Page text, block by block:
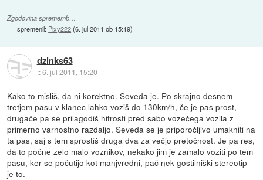
Zgodovina sprememb…
spremenil: Pixy222(6. jul 2011 ob 15:19)
dzinks63
::6. jul 2011, 15:20
Kako to misliš, da ni korektno. Seveda je. Po skrajno desnem
tretjem pasu v klanec lahko voziš do 130km/h, če je pas prost,
drugače pa se prilagodiš hitrosti pred sabo vozečega vozila z
primerno varnostno razdaljo. Seveda se je priporočljivo umakniti na
ta pas, saj s tem sprostiš druga dva za večjo pretočnost. Je pa res,
da to počne zelo malo voznikov, nekako jim je zamalo voziti po tem
pasu, ker se počutijo kot manjvredni, pač nek gostilniški stereotip
je to.